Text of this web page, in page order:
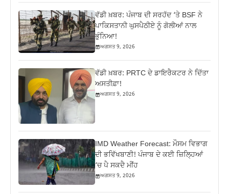
ਵੱਡੀ ਖ਼ਬਰ: ਪੰਜਾਬ ਦੀ ਸਰਹੱਦ ‘ਤੇ BSF ਨੇ
ਪਾਕਿਸਤਾਨੀ ਘੁਸਪੈਠੀਏ ਨੂੰ ਗੋਲੀਆਂ ਨਾਲ
ਭੁੰਨਿਆ!
ਅਗਸਤ 9, 2026
ਵੱਡੀ ਖ਼ਬਰ: PRTC ਦੇ ਡਾਇਰੈਕਟਰ ਨੇ ਦਿੱਤਾ
ਅਸਤੀਫ਼ਾ!
ਅਗਸਤ 9, 2026
IMD Weather Forecast: ਮੌਸਮ ਵਿਭਾਗ
ਦੀ ਭਵਿੱਖਬਾਣੀ! ਪੰਜਾਬ ਦੇ ਕਈ ਜ਼ਿਲ੍ਹਿਆਂ
‘ਚ ਪੈ ਸਕਦੈ ਮੀਂਹ
ਅਗਸਤ 9, 2026